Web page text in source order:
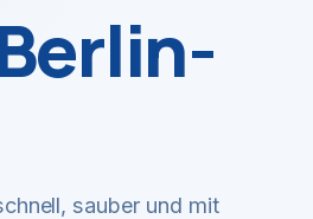
sauber und mit